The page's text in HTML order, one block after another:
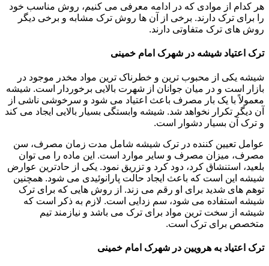
هر کدام از موادی که در ادامه معرفی می کنیم، روش مناسب خود
را برای ترک دارند. برخی از آن ها روش ترک مشابه و برخی دیگر
روش های ترک متفاوتی دارند.
ترک اعتیاد شیشه در شهرک امام خمینی
شیشه یکی از محبوب ترین و خطرناک ترین مواد مخدر موجود در
بازار است و در میان جوانان از شهرت بالایی برخوردار است. شیشه
معمولاً با یک بار مصرف باعث اعتیاد می شود و سرخوشی ناشی از
آن دیگر تکرار نخواهد شد. شیشه وابستگی بسیار بالایی ایجاد می کند
و ترک آن بسیار دشوار است.
عوامل تعیین کننده در ترک شیشه شامل مدت زمان مصرف، سن
مصرف، میزان مصرف و سایر موارد است. این ماده را می توان
بلعید، استنشاق کرد، دود کرد و تزریق نمود. یکی از حادترین عوارض
شیشه این است که باعث ایجاد حالت پارانوئیدی می شود. همچنین
توهم های شدید برای او رقم می زند. از روش هایی که برای ترک
شیشه استفاده می شود، سم زدایی است. لازم به ذکر است که
شیشه از سخت ترین مواد برای ترک می باشد و نیازمند تیم
متخصص برای ترک است.
ترک اعتیاد به هرویین در شهرک امام خمینی